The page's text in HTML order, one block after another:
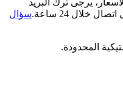
خلال 24 ساعة.
سؤال
المحدودة.